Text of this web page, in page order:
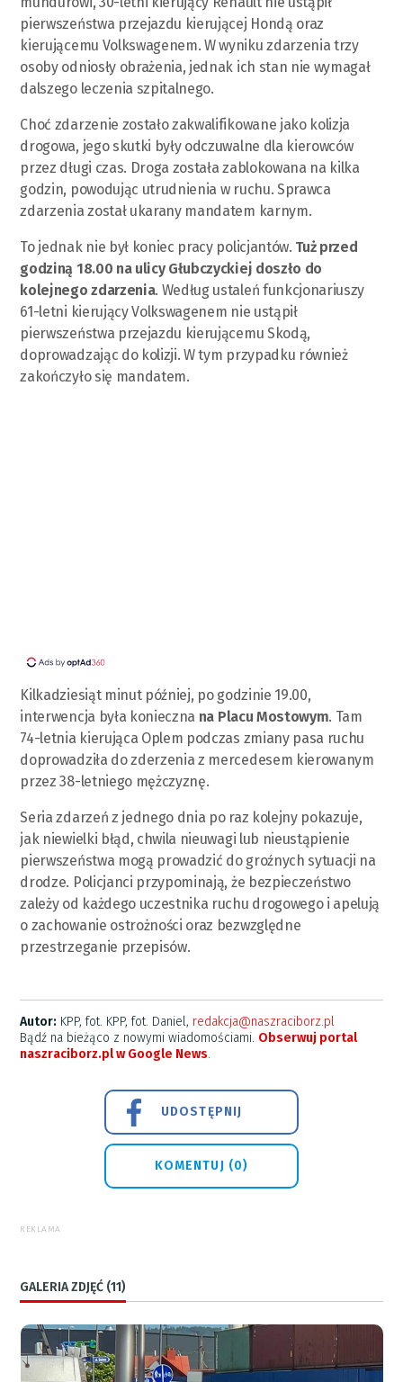
pierwszeństwa przejazdu kierującej Hondą oraz
kierującemu Volkswagenem. W wyniku zdarzenia trzy
osoby odniosły obrażenia, jednak ich stan nie wymagał
dalszego leczenia szpitalnego.
Choć zdarzenie zostało zakwalifikowane jako kolizja
drogowa, jego skutki były odczuwalne dla kierowców
przez długi czas. Droga została zablokowana na kilka
godzin, powodując utrudnienia w ruchu. Sprawca
zdarzenia został ukarany mandatem karnym.
To jednak nie był koniec pracy policjantów. Tuż przed
godziną 18.00 na ulicy Głubczyckiej doszło do
kolejnego zdarzenia. Według ustaleń funkcjonariuszy
61-letni kierujący Volkswagenem nie ustąpił
pierwszeństwa przejazdu kierującemu Skodą,
doprowadzając do kolizji. W tym przypadku również
zakończyło się mandatem.
Kilkadziesiąt minut później, po godzinie 19.00,
interwencja była konieczna na Placu Mostowym. Tam
74-letnia kierująca Oplem podczas zmiany pasa ruchu
doprowadziła do zderzenia z mercedesem kierowanym
przez 38-letniego mężczyznę.
Seria zdarzeń z jednego dnia po raz kolejny pokazuje,
jak niewielki błąd, chwila nieuwagi lub nieustąpienie
pierwszeństwa mogą prowadzić do groźnych sytuacji na
drodze. Policjanci przypominają, że bezpieczeństwo
zależy od każdego uczestnika ruchu drogowego i apelują
o zachowanie ostrożności oraz bezwzględne
przestrzeganie przepisów.
Autor: KPP, fot. KPP, fot. Daniel, redakcja@naszraciborz.pl
Bądź na bieżąco z nowymi wiadomościami. Obserwuj portal
naszraciborz.pl w Google News.
UDOSTĘPNIJ
KOMENTUJ (0)
REKLAMA
GALERIA ZDJĘĆ (11)